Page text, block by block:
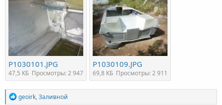
P1030101.JPG
47,5 КБ Просмотры: 2 947
P1030109.JPG
69,8 КБ Просмотры: 2 911
Р
geoirk,Заливной